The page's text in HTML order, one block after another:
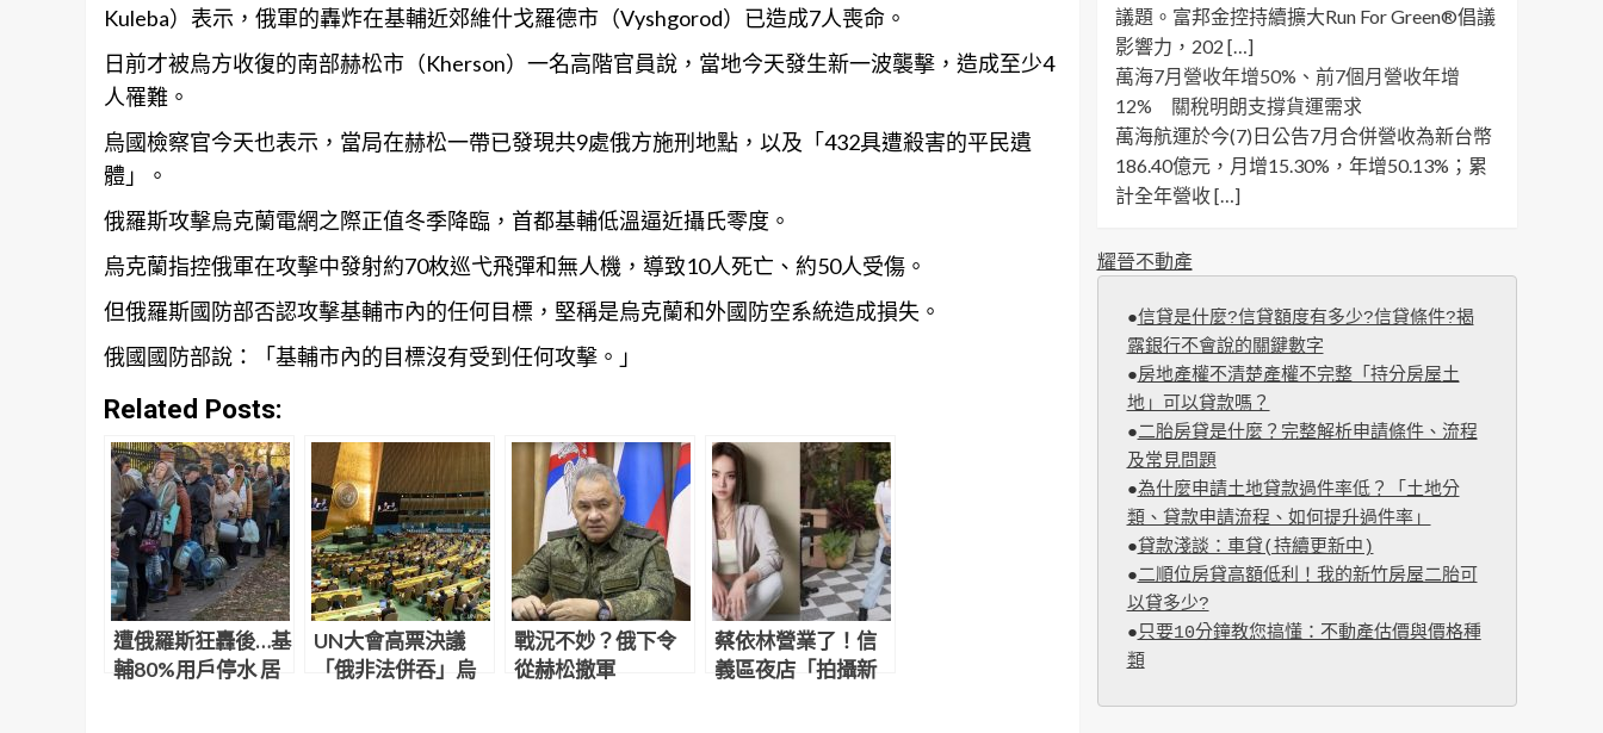
Kuleba）表示，俄軍的轟炸在基輔近郊維什戈羅德市（Vyshgorod）已造成7人喪命。
日前才被烏方收復的南部赫松市（Kherson）一名高階官員說，當地今天發生新一波襲擊，造成至少4
人罹難。
烏國檢察官今天也表示，當局在赫松一帶已發現共9處俄方施刑地點，以及「432具遭殺害的平民遺
體」。
俄羅斯攻擊烏克蘭電網之際正值冬季降臨，首都基輔低溫逼近攝氏零度。
烏克蘭指控俄軍在攻擊中發射約70枚巡弋飛彈和無人機，導致10人死亡、約50人受傷。
但俄羅斯國防部否認攻擊基輔市內的任何目標，堅稱是烏克蘭和外國防空系統造成損失。
俄國國防部說：「基輔市內的目標沒有受到任何攻擊。」
Related Posts:
遭俄羅斯狂轟後…基
輔80%用戶停水 居
UN大會高票決議
「俄非法併吞」烏
戰況不妙？俄下令
從赫松撤軍
蔡依林營業了！信
義區夜店「拍攝新
議題。富邦金控持續擴大Run For Green®倡議
影響力，202 […]
萬海7月營收年增50%、前7個月營收年增
12% 關稅明朗支撐貨運需求
萬海航運於今(7)日公告7月合併營收為新台幣
186.40億元，月增15.30%，年增50.13%；累
計全年營收 […]
耀晉不動產
●信貸是什麼?信貸額度有多少?信貸條件?揭
露銀行不會說的關鍵數字
●房地產權不清楚產權不完整「持分房屋土
地」可以貸款嗎？
●二胎房貸是什麼？完整解析申請條件、流程
及常見問題
●為什麼申請土地貸款過件率低？「土地分
類、貸款申請流程、如何提升過件率」
●貸款淺談：車貸(持續更新中)
●二順位房貸高額低利！我的新竹房屋二胎可
以貸多少?
●只要10分鐘教您搞懂：不動產估價與價格種
類